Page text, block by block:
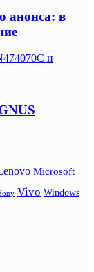
анонса: в
и
Microsoft
Vivo Windows